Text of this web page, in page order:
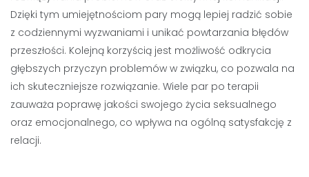
Dzięki tym umiejętnościom pary mogą lepiej radzić sobie
z codziennymi wyzwaniami i unikać powtarzania błędów
przeszłości. Kolejną korzyścią jest możliwość odkrycia
głębszych przyczyn problemów w związku, co pozwala na
ich skuteczniejsze rozwiązanie. Wiele par po terapii
zauważa poprawę jakości swojego życia seksualnego
oraz emocjonalnego, co wpływa na ogólną satysfakcję z
relacji.